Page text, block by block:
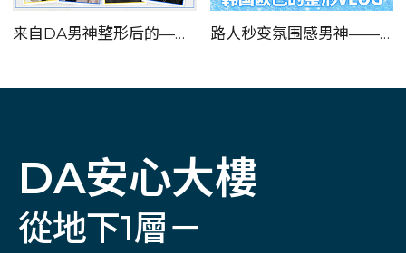
来自DA男神整形后的——Q&A！！ 路人秒变氛围感男神——韩国欧巴的整形VLOG!
DA安心大樓
從地下1層－